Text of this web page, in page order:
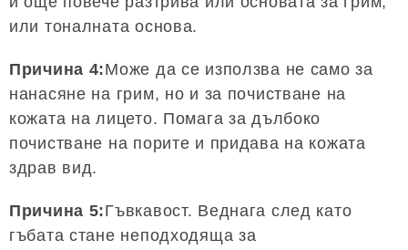
или тоналната основа.
Причина 4:Може да се използва не само за
нанасяне на грим, но и за почистване на
кожата на лицето. Помага за дълбоко
почистване на порите и придава на кожата
здрав вид.
Причина 5:Гъвкавост. Веднага след като
гъбата стане неподходяща за